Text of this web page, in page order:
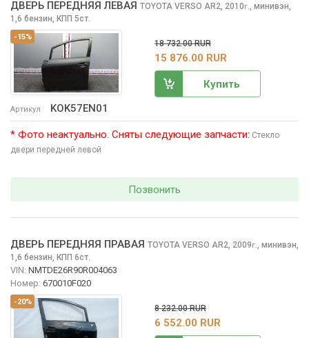
-15%
Артикул KOK57EN01
ДВЕРЬ ПЕРЕДНЯЯ ЛЕВАЯ TOYOTA VERSO AR2, 2010г.
минивэн,
1,6 бензин, КПП 5ст.
18 732.00 RUR
15 876.00 RUR
Купить
* Фото неактуально. Сняты следующие запчасти: Стекло
двери передней левой
Позвонить
-20%
ДВЕРЬ ПЕРЕДНЯЯ ПРАВАЯ TOYOTA VERSO AR2, 2009г. минивэн,
1,6 бензин, КПП 6ст.
VIN: NMTDE26R90R004063
Номер: 670010F020
8 232.00 RUR
6 552.00 RUR